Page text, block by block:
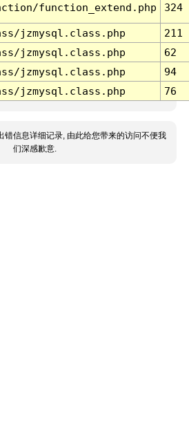
function_extend.php 324
jzmysql.class.php
211
jzmysql.class.php
62
jzmysql.class.php
94
jzmysql.class.php 76
错信息详细记录, 由此给您带来的访问不便我
们深感歉意.